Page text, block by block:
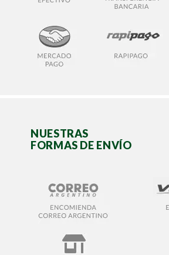
NUESTRAS
FORMAS DE ENVÍO